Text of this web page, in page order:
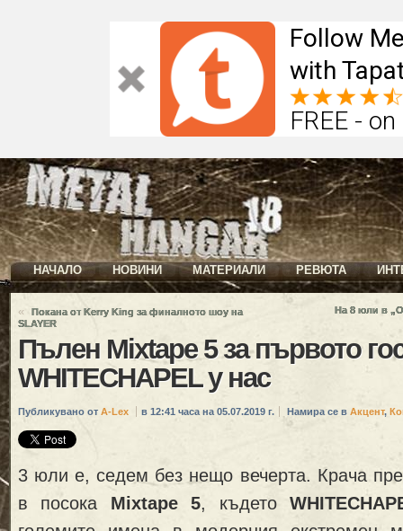
Follow
with
FREE -
НАЧАЛО НОВИНИ МАТЕРИАЛИ РЕВЮТА
«
Покана от Kerry King за финалното шоу на
SLAYER
На 8 юли в
Пълен Mixtape 5 за първото
WHITECHAPEL у нас
Публикувано от A-Lex в 12:41 часа на 05.07.2019 г. Намира се в Акцент,
3 юли е, седем без нещо вечерта. Крача
в посока Mixtape 5, където